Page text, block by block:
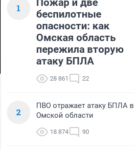
1
Пожар и две
беспилотные
опасности: как
Омская область
пережила вторую
атаку БПЛА
28 861 22
2
ПВО отражает атаку БПЛА в
Омской области
18 874 90